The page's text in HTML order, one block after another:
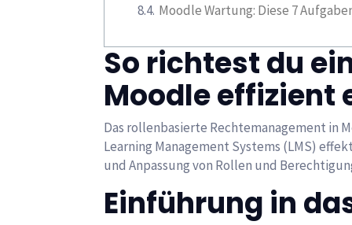
Moodle Wartung: Diese 7
So richtest du
Moodle effizient
Das rollenbasierte Rechtemanagement in
Learning Management Systems (LMS)
und Anpassung von Rollen und
Einführung in